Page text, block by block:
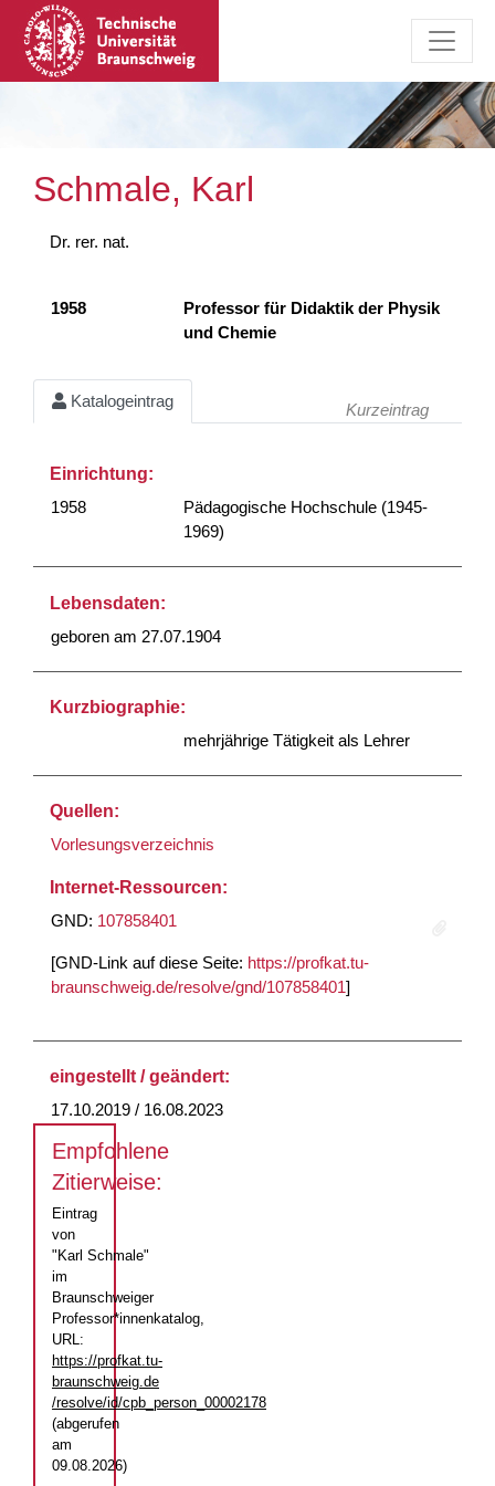
Schmale, Karl
Dr. rer. nat.
1958
Professor für Didaktik der Physik
und Chemie
Katalogeintrag Kurzeintrag
Einrichtung:
1958
Pädagogische Hochschule (1945-
1969)
Lebensdaten:
geboren am 27.07.1904
Kurzbiographie:
mehrjährige Tätigkeit als Lehrer
Quellen:
Vorlesungsverzeichnis
Internet-Ressourcen:
GND: 107858401
[GND-Link auf diese Seite: https://profkat.tu-
braunschweig.de/resolve/gnd/107858401]
eingestellt / geändert:
17.10.2019 / 16.08.2023
Empfohlene
Zitierweise:
Eintrag
von
"Karl Schmale"
im
Braunschweiger
Professor*innenkatalog,
URL:
https://profkat.tu-
braunschweig.de
/resolve/id/cpb_person_00002178
(abgerufen
am
09.08.2026)